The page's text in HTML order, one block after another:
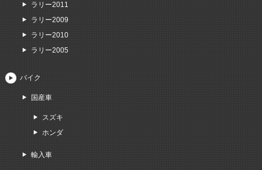
ラリー2011
ラリー2009
ラリー2010
ラリー2005
バイク
国産車
スズキ
ホンダ
輸入車